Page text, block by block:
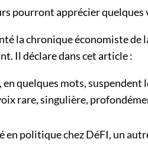
pourront apprécier quelques
la chronique économiste de
Il déclare dans cet article :
quelques mots,
rare, singulière,
politique chez DéFI, un